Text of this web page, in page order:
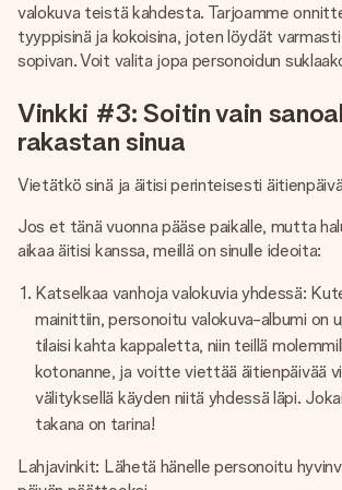
valokuva teistä kahdesta. Tarjoamme
tyyppisinä ja kokoisina, joten löydät
sopivan. Voit valita jopa personoidun
Vinkki #3: Soitin vain
rakastan sinua
Vietätkö sinä ja äitisi perinteisesti
Jos et tänä vuonna pääse paikalle, mutta
aikaa äitisi kanssa, meillä on sinulle ideoita:
Katselkaa vanhoja valokuvia yhdessä:
mainittiin, personoitu valokuva-albumi on
tilaisi kahta kappaletta, niin teillä
kotonanne, ja voitte viettää äitienpäivää
välityksellä käyden niitä yhdessä läpi.
takana on tarina!
Lahjavinkit: Lähetä hänelle personoitu